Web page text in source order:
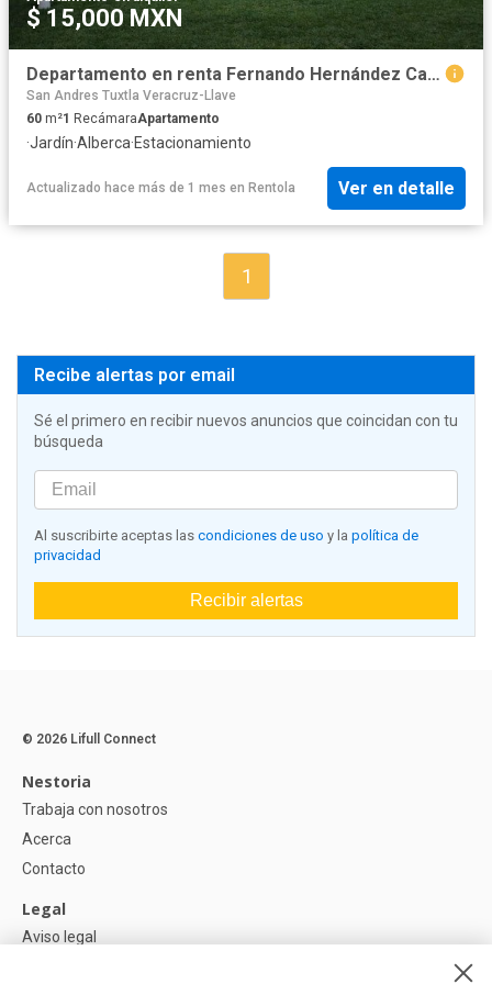
$ 15,000 MXN
Departamento en renta Fernando Hernández Carrasco, San Andrés Tuxtla
San Andres Tuxtla Veracruz-Llave
60 m²1 RecámaraApartamento
·Jardín·Alberca·Estacionamiento
Actualizado hace más de 1 mes en Rentola Ver en detalle
1
Recibe alertas por email
Sé el primero en recibir nuevos anuncios que coincidan con tu
búsqueda
Al suscribirte aceptas las condiciones de uso y la política de
privacidad
Recibir alertas
© 2026 Lifull Connect
Nestoria
Trabaja con nosotros
Acerca
Contacto
Legal
Aviso legal